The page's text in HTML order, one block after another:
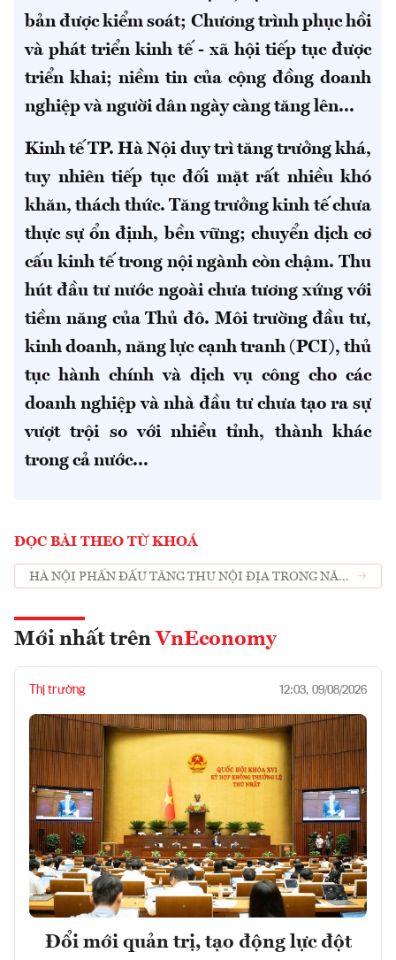
bản được kiểm soát; Chương trình phục hồi
và phát triển kinh tế - xã hội tiếp tục được
triển khai; niềm tin của cộng đồng doanh
nghiệp và người dân ngày càng tăng lên...
Kinh tế TP. Hà Nội duy trì tăng trưởng khá,
tuy nhiên tiếp tục đối mặt rất nhiều khó
khăn, thách thức. Tăng trưởng kinh tế chưa
thực sự ổn định, bền vững; chuyển dịch cơ
cấu kinh tế trong nội ngành còn chậm. Thu
hút đầu tư nước ngoài chưa tương xứng với
tiềm năng của Thủ đô. Môi trường đầu tư,
kinh doanh, năng lực cạnh tranh (PCI), thủ
tục hành chính và dịch vụ công cho các
doanh nghiệp và nhà đầu tư chưa tạo ra sự
vượt trội so với nhiều tỉnh, thành khác
trong cả nước...
ĐỌC BÀI THEO TỪ KHOÁ
HÀ NỘI PHẤN ĐẤU TĂNG THU NỘI ĐỊA TRONG NĂM
Mới nhất trên VnEconomy
Thị trường 12:03, 09/08/2026
Đổi mới quản trị, tạo động lực đột